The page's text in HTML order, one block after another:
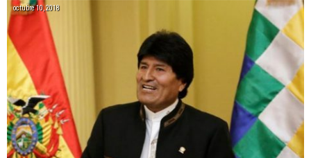
octubre 10, 2018